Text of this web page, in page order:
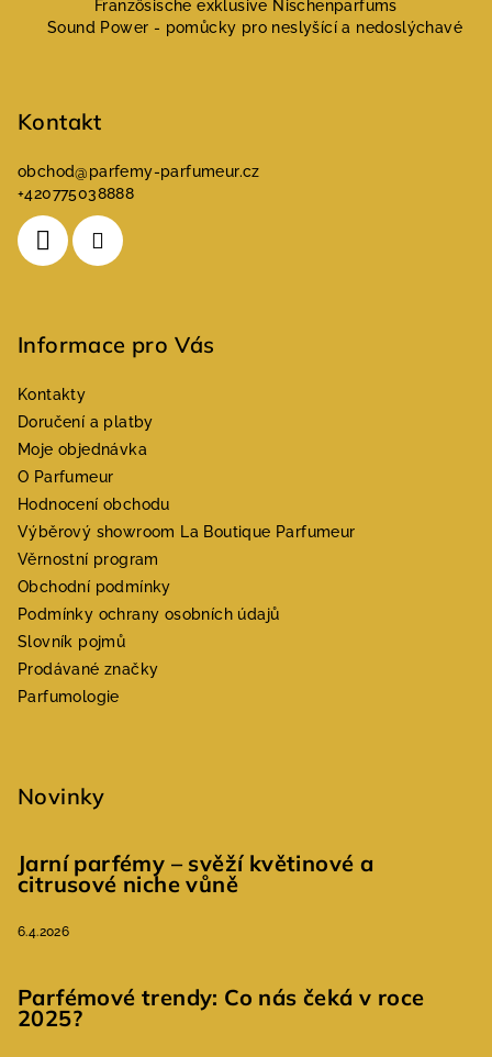
Französische exklusive Nischenparfums
Sound Power - pomůcky pro neslyšící a nedoslýchavé
Kontakt
obchod@parfemy-parfumeur.cz
+420775038888
Informace pro Vás
Kontakty
Doručení a platby
Moje objednávka
O Parfumeur
Hodnocení obchodu
Výběrový showroom La Boutique Parfumeur
Věrnostní program
Obchodní podmínky
Podmínky ochrany osobních údajů
Slovník pojmů
Prodávané značky
Parfumologie
Novinky
Jarní parfémy – svěží květinové a
citrusové niche vůně
6.4.2026
Parfémové trendy: Co nás čeká v roce
2025?